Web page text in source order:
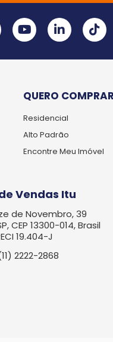
QUERO
Residencial
Alto Padrão
Encontre Meu Imóvel
Vendas Itu
de Novembro, 39
CEP 13300-014, Brasil
19.404-J
2222-2868